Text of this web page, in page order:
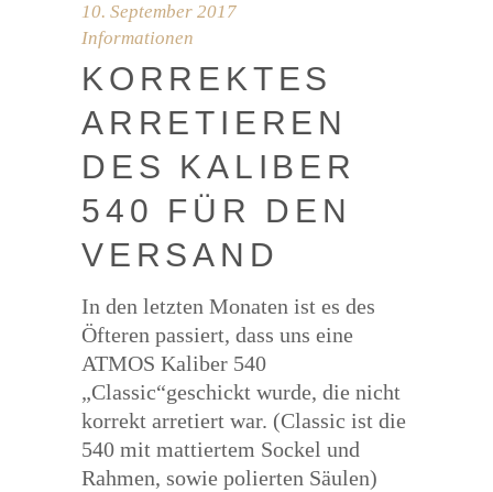
10. September 2017
Informationen
KOR­REK­TES
ARRE­TIE­REN
DES KALI­BER
540 FÜR DEN
VERSAND
In den letzten Monaten ist es des
Öfteren passiert, dass uns eine
ATMOS Kaliber 540
„Classic“geschickt wurde, die nicht
korrekt arretiert war. (Classic ist die
540 mit mattiertem Sockel und
Rahmen, sowie polierten Säulen)